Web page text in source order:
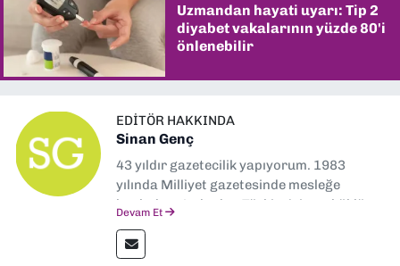
Uzmandan hayati uyarı: Tip 2
diyabet vakalarının yüzde 80'i
önlenebilir
EDITÖR HAKKINDA
Sinan Genç
43 yıldır gazetecilik yapıyorum. 1983
yılında Milliyet gazetesinde mesleğe
başladım. Ardından Türkiye’nin en köklü
muhabir, editör, müdür yardımcısı ve spor
Devam Et